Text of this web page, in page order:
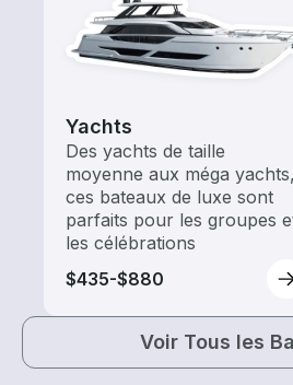
Yachts
Des yachts de taille
moyenne aux méga yachts,
ces bateaux de luxe sont
parfaits pour les groupes
les célébrations
$435-$880
Voir Tous les